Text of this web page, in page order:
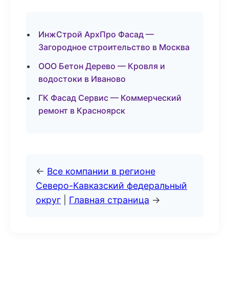
ИнжСтрой АрхПро Фасад —
Загородное строительство в Москва
ООО Бетон Дерево — Кровля и
водостоки в Иваново
ГК Фасад Сервис — Коммерческий
ремонт в Красноярск
← Все компании в регионе
Северо-Кавказский федеральный
округ
Главная страница →